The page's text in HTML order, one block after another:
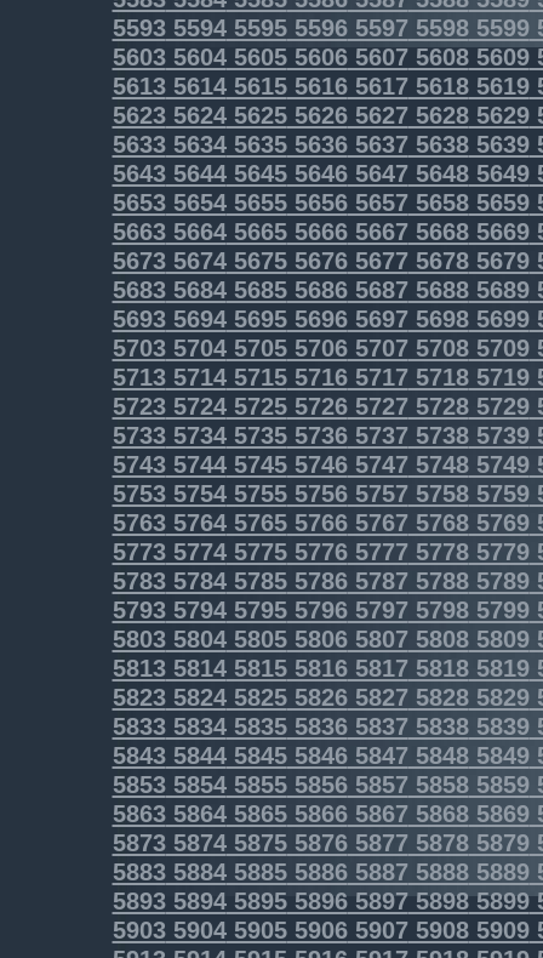
55935594559555965597 55985599
5603560456055606560756085609
5613561456155616561756185619
5623562456255626562756285629
5633563456355636563756385639
5643564456455646564756485649
5653565456555656565756585659
5663566456655666566756685669
5673567456755676567756785679
5683568456855686568756885689
5693569456955696569756985699
5703570457055706570757085709
5713571457155716571757185719
5723572457255726572757285729
5733573457355736573757385739
5743574457455746574757485749
5753575457555756575757585759
57635764576557665767 57685769
5773577457755776577757785779
57835784578557865787 57885789
57935794579557965797 57985799
58035804580558065807 58085809
5813581458155816581758185819
58235824582558265827 58285829
58335834583558365837 58385839
58435844584558465847 58485849
58535854585558565857 58585859
58635864586558665867 58685869
58735874587558765877 58785879
58835884588558865887 58885889
5893589458955896589758985899
5903590459055906590759085909